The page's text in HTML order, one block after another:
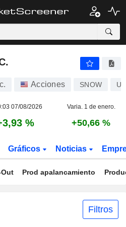
Acciones SNOW
07/08/2026 Varia. 1 de enero.
% +50,66 %
Gráficos Noticias
Prod apalancamiento
Filtros